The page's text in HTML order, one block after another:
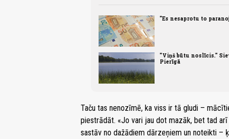
"Es nesaprotu to
"Viņš būtu noslīcis."
Pierīgā
Taču tas nenozīmē, ka viss ir tā gludi –
piestrādāt. «Jo vari jau dot mazāk, bet tad
sastāv no dažādiem dārzeņiem un noteikti –